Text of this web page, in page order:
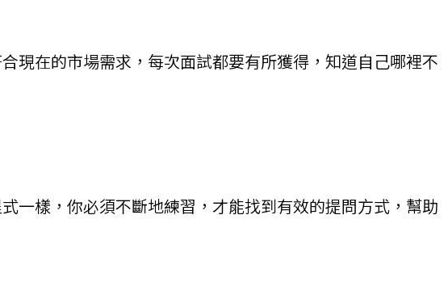
在的市場需求，每次面試都要有所獲得，知道自己哪裡不
樣，你必須不斷地練習，才能找到有效的提問方式，幫助